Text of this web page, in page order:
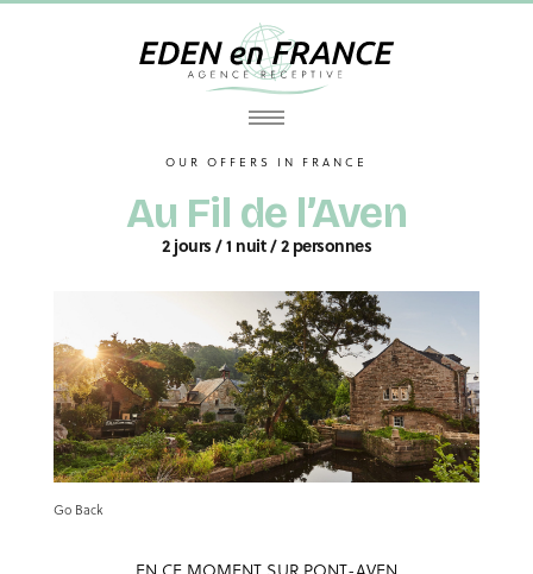
OUR OFFERS IN FRANCE
Au Fil de l’Aven
2 jours / 1 nuit / 2 personnes
Go Back